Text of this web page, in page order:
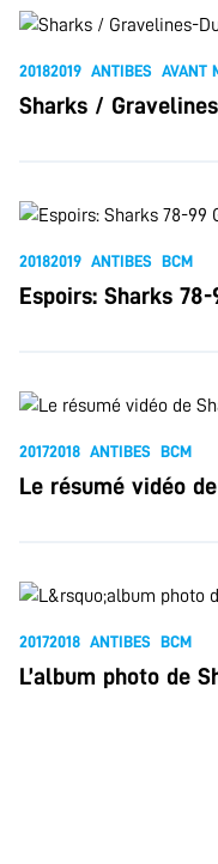
20182019 ANTIBES AVANT
Sharks /
20182019 ANTIBES BCM
Espoirs: Sharks
20172018 ANTIBES BCM
Le résumé vidéo
20172018 ANTIBES BCM
L’album photo de